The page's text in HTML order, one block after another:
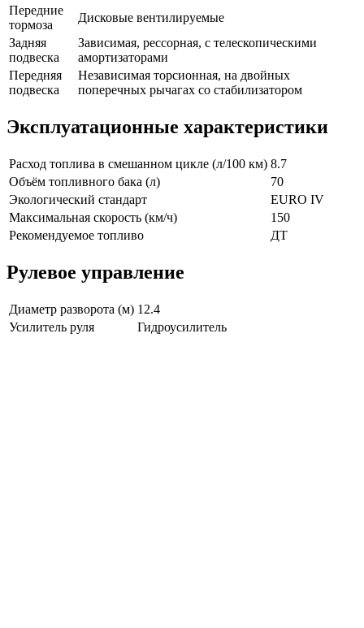
Передние
тормоза
Дисковые вентилируемые
Задняя
подвеска
Зависимая, рессорная, с телескопическими
амортизаторами
Передняя
подвеска
Независимая торсионная, на двойных
поперечных рычагах со стабилизатором
Эксплуатационные характеристики
Расход топлива в смешанном цикле (л/100 км) 8.7
Объём топливного бака (л)
70
Экологический стандарт
EURO IV
Максимальная скорость (км/ч)
150
Рекомендуемое топливо
ДТ
Рулевое управление
Диаметр разворота (м) 12.4
Усилитель руля
Гидроусилитель